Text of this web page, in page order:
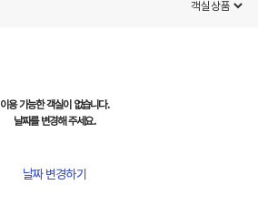
이용 가능한 객실이 없습니다.
날짜를 변경해 주세요.
날짜 변경하기